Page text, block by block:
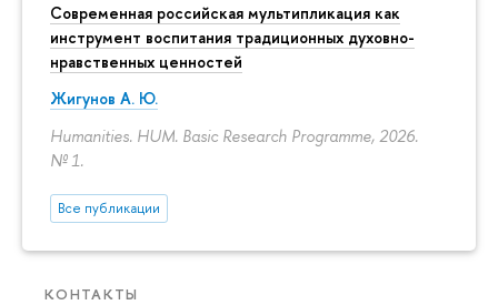
Современная российская мультипликация как
инструмент воспитания традиционных духовно-
нравственных ценностей
Жигунов А. Ю.
Humanities. HUM. Basic Research Programme, 2026.
№ 1.
Все публикации
КОНТАКТЫ